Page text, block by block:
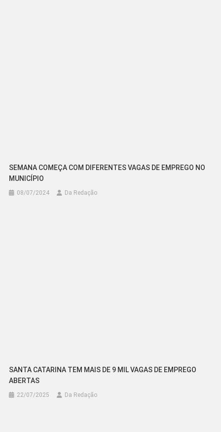
SEMANA COMEÇA COM DIFERENTES VAGAS DE EMPREGO NO
MUNICÍPIO
08/07/2024 Da Redação
SANTA CATARINA TEM MAIS DE 9 MIL VAGAS DE EMPREGO
ABERTAS
22/07/2025 Da Redação